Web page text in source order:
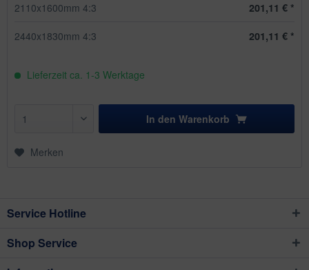
2110x1600mm 4:3
201,11 € *
2440x1830mm 4:3 201,11 € *
Lieferzeit ca. 1-3 Werktage
In den Warenkorb
Merken
Service Hotline
Shop Service